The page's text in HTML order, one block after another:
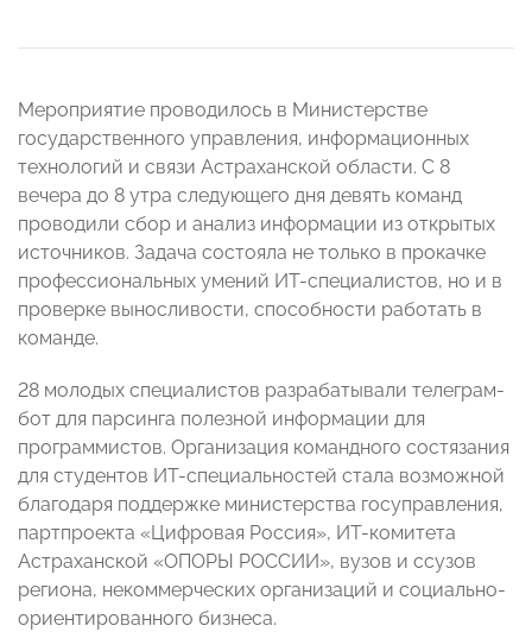
Мероприятие проводилось в Министерстве
государственного управления, информационных
технологий и связи Астраханской области. С 8
вечера до 8 утра следующего дня девять команд
проводили сбор и анализ информации из открытых
источников. Задача состояла не только в прокачке
профессиональных умений ИТ-специалистов, но и в
проверке выносливости, способности работать в
команде.
28 молодых специалистов разрабатывали телеграм-
бот для парсинга полезной информации для
программистов. Организация командного состязания
для студентов ИТ-специальностей стала возможной
благодаря поддержке министерства госуправления,
партпроекта «Цифровая Россия», ИТ-комитета
Астраханской «ОПОРЫ РОССИИ», вузов и ссузов
региона, некоммерческих организаций и социально-
ориентированного бизнеса.